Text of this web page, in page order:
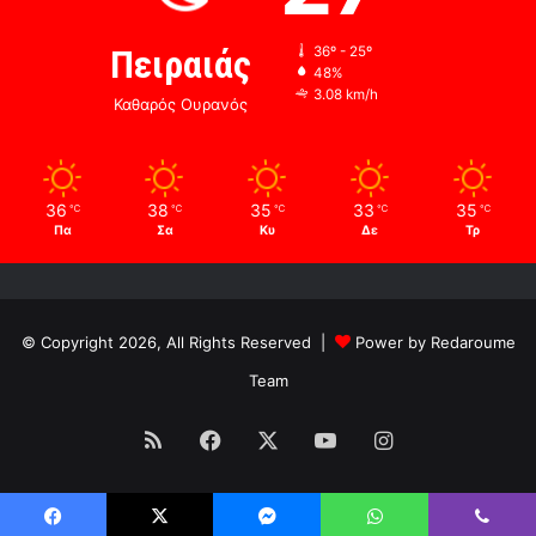
Πειραιάς
Καθαρός Ουρανός
36º - 25º
48%
3.08 km/h
36 ℃
Πα
38 ℃
Σα
35 ℃
Κυ
33 ℃
Δε
35 ℃
Τρ
© Copyright 2026, All Rights Reserved |
Power by Redaroume
Team
RSS Facebook YouTubeInstagram